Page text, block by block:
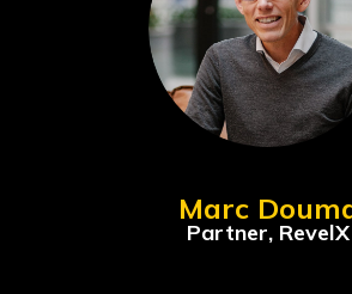
Marc
Partner, RevelX